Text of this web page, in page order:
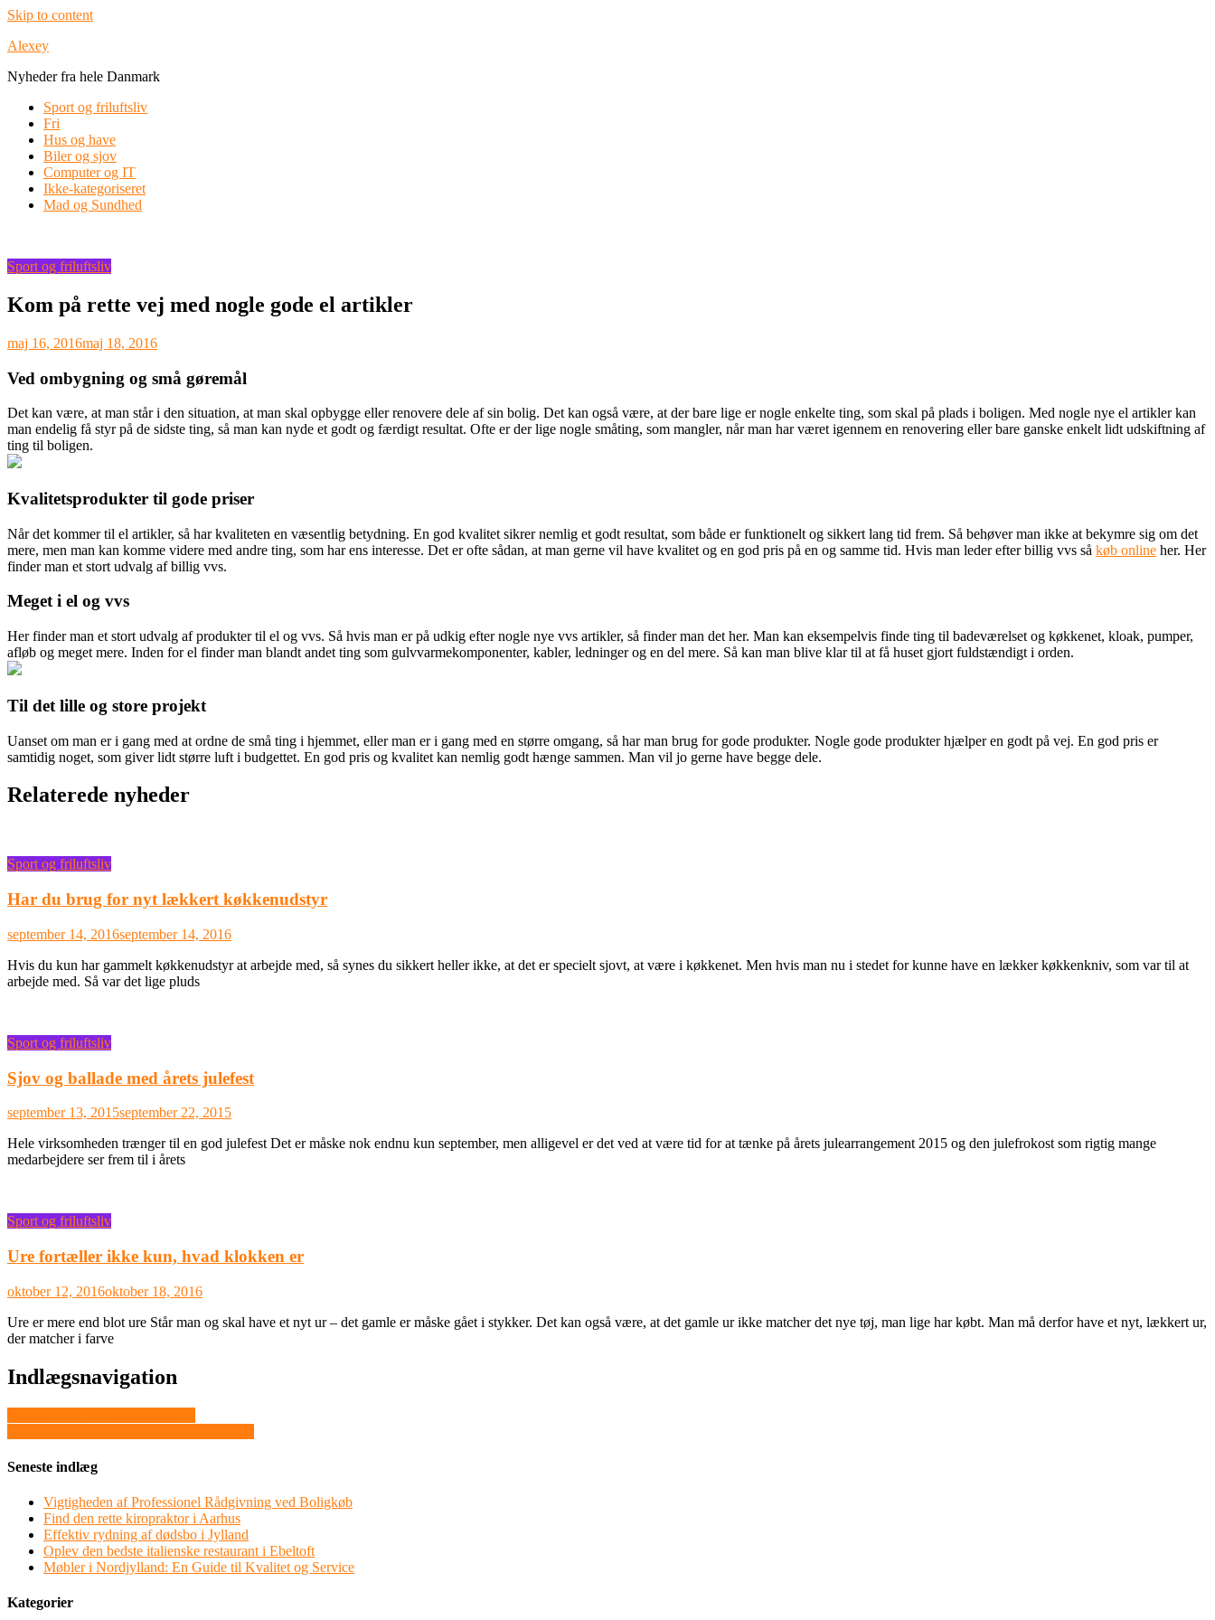
Skip to content
Alexey
Nyheder fra hele Danmark
Sport og friluftsliv
Fri
Hus og have
Biler og sjov
Computer og IT
Ikke-kategoriseret
Mad og Sundhed
Sport og friluftsliv
Kom på rette vej med nogle gode el artikler
maj 16, 2016maj 18, 2016
Ved ombygning og små gøremål
Det kan være, at man står i den situation, at man skal opbygge eller renovere dele af sin bolig. Det kan også være, at der bare lige er nogle enkelte ting, som skal på plads i boligen. Med nogle nye el artikler kan
man endelig få styr på de sidste ting, så man kan nyde et godt og færdigt resultat. Ofte er der lige nogle småting, som mangler, når man har været igennem en renovering eller bare ganske enkelt lidt udskiftning af
ting til boligen.
Kvalitetsprodukter til gode priser
Når det kommer til el artikler, så har kvaliteten en væsentlig betydning. En god kvalitet sikrer nemlig et godt resultat, som både er funktionelt og sikkert lang tid frem. Så behøver man ikke at bekymre sig om det
mere, men man kan komme videre med andre ting, som har ens interesse. Det er ofte sådan, at man gerne vil have kvalitet og en god pris på en og samme tid. Hvis man leder efter billig vvs så køb online her. Her
finder man et stort udvalg af billig vvs.
Meget i el og vvs
Her finder man et stort udvalg af produkter til el og vvs. Så hvis man er på udkig efter nogle nye vvs artikler, så finder man det her. Man kan eksempelvis finde ting til badeværelset og køkkenet, kloak, pumper,
afløb og meget mere. Inden for el finder man blandt andet ting som gulvvarmekomponenter, kabler, ledninger og en del mere. Så kan man blive klar til at få huset gjort fuldstændigt i orden.
Til det lille og store projekt
Uanset om man er i gang med at ordne de små ting i hjemmet, eller man er i gang med en større omgang, så har man brug for gode produkter. Nogle gode produkter hjælper en godt på vej. En god pris er
samtidig noget, som giver lidt større luft i budgettet. En god pris og kvalitet kan nemlig godt hænge sammen. Man vil jo gerne have begge dele.
Relaterede nyheder
Sport og friluftsliv
Har du brug for nyt lækkert køkkenudstyr
september 14, 2016september 14, 2016
Hvis du kun har gammelt køkkenudstyr at arbejde med, så synes du sikkert heller ikke, at det er specielt sjovt, at være i køkkenet. Men hvis man nu i stedet for kunne have en lækker køkkenkniv, som var til at
arbejde med. Så var det lige pluds
Sport og friluftsliv
Sjov og ballade med årets julefest
september 13, 2015september 22, 2015
Hele virksomheden trænger til en god julefest Det er måske nok endnu kun september, men alligevel er det ved at være tid for at tænke på årets julearrangement 2015 og den julefrokost som rigtig mange
medarbejdere ser frem til i årets
Sport og friluftsliv
Ure fortæller ikke kun, hvad klokken er
oktober 12, 2016oktober 18, 2016
Ure er mere end blot ure Står man og skal have et nyt ur – det gamle er måske gået i stykker. Det kan også være, at det gamle ur ikke matcher det nye tøj, man lige har købt. Man må derfor have et nyt, lækkert ur,
der matcher i farve
Indlægsnavigation
Seneste indlæg
Vigtigheden af Professionel Rådgivning ved Boligkøb
Find den rette kiropraktor i Aarhus
Effektiv rydning af dødsbo i Jylland
Oplev den bedste italienske restaurant i Ebeltoft
Møbler i Nordjylland: En Guide til Kvalitet og Service
Kategorier